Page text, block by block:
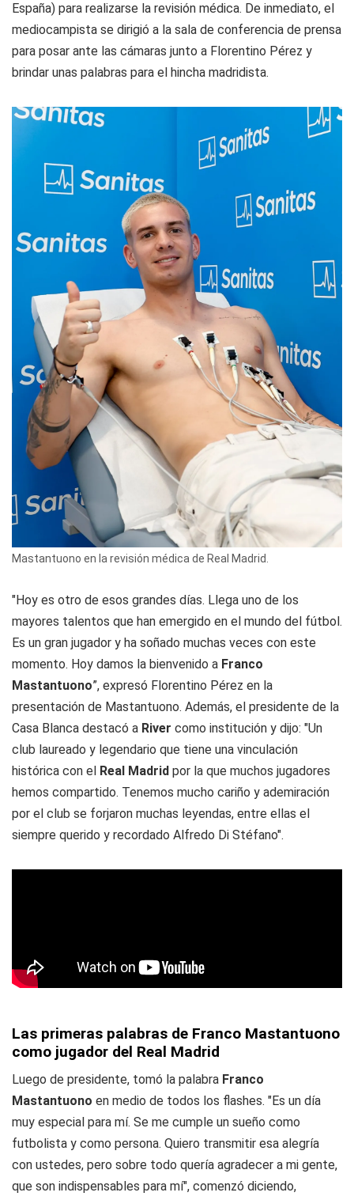
España) para realizarse la revisión médica. De inmediato, el
mediocampista se dirigió a la sala de conferencia de prensa
para posar ante las cámaras junto a Florentino Pérez y
brindar unas palabras para el hincha madridista.
Mastantuono en la revisión médica de Real Madrid.
"Hoy es otro de esos grandes días. Llega uno de los
mayores talentos que han emergido en el mundo del fútbol.
Es un gran jugador y ha soñado muchas veces con este
momento. Hoy damos la bienvenido a Franco
Mastantuono”, expresó Florentino Pérez en la
presentación de Mastantuono. Además, el presidente de la
Casa Blanca destacó a River como institución y dijo: "Un
club laureado y legendario que tiene una vinculación
histórica con el
Real Madrid por la que muchos jugadores
hemos compartido. Tenemos mucho cariño y ademiración
por el club se forjaron muchas leyendas, entre ellas el
siempre querido y recordado Alfredo Di Stéfano".
Las primeras palabras de Franco Mastantuono
como jugador del Real Madrid
Luego de presidente, tomó la palabra Franco
Mastantuono en medio de todos los flashes. "Es un día
muy especial para mí. Se me cumple un sueño como
futbolista y como persona. Quiero transmitir esa alegría
con ustedes, pero sobre todo quería agradecer a mi gente,
que son indispensables para mí", comenzó diciendo,